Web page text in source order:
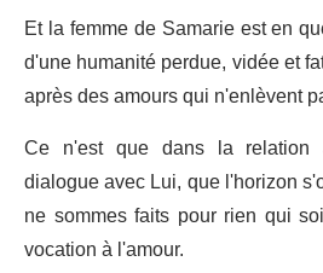
Et la femme de Samarie est en
d'une humanité perdue, vidée et
après des amours qui n'enlèvent
Ce n'est que dans la
dialogue avec Lui, que l'horizon
ne sommes faits pour rien qui
vocation à l'amour.